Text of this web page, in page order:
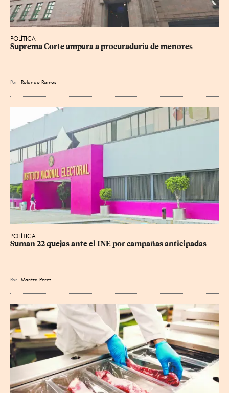
POLÍTICA
Suprema Corte ampara a procuraduría de menores
Por Rolando Ramos
POLÍTICA
Suman 22 quejas ante el INE por campañas anticipadas
Por Maritza Pérez